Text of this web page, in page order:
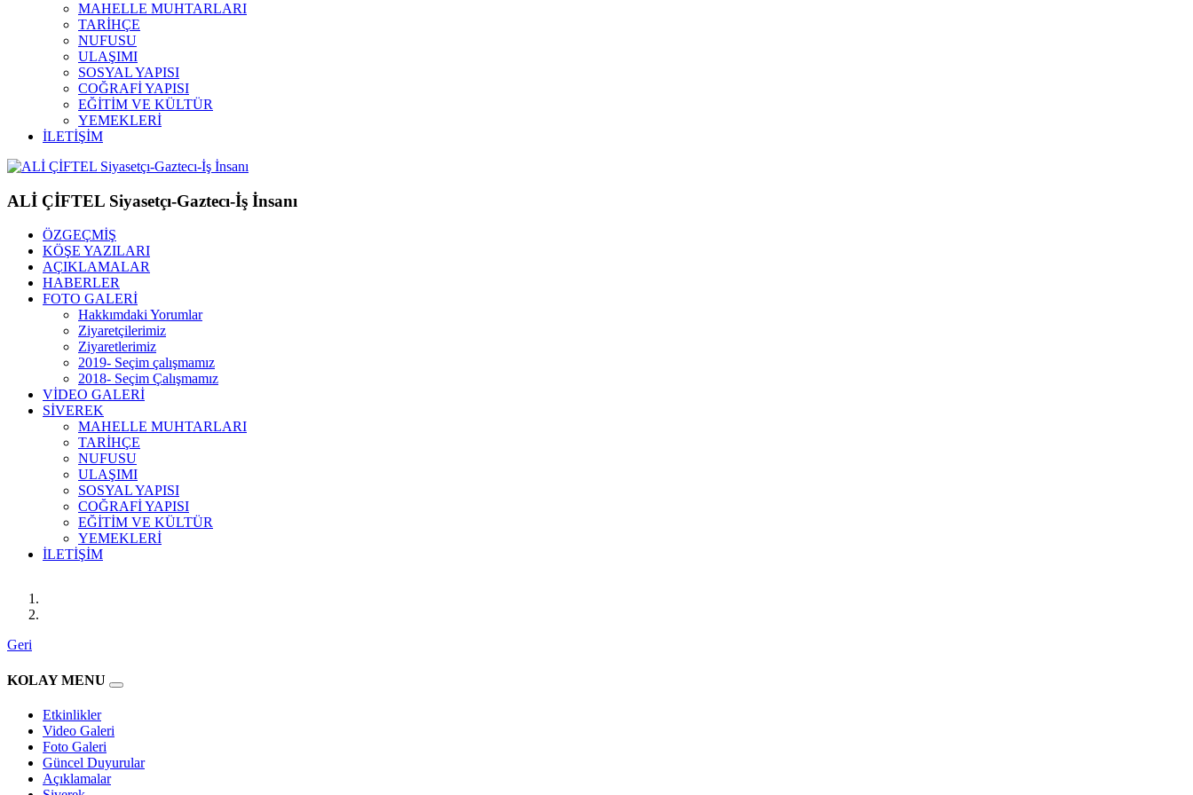
MAHELLE MUHTARLARI
TARİHÇE
NUFUSU
ULAŞIMI
SOSYAL YAPISI
COĞRAFİ YAPISI
EĞİTİM VE KÜLTÜR
YEMEKLERİ
İLETİŞİM
ALİ ÇİFTEL Siyasetçı-Gaztecı-İş İnsanı
ÖZGEÇMİŞ
KÖŞE YAZILARI
AÇIKLAMALAR
HABERLER
FOTO GALERİ
Hakkımdaki Yorumlar
Ziyaretçilerimiz
Ziyaretlerimiz
2019- Seçim çalışmamız
2018- Seçim Çalışmamız
VİDEO GALERİ
SİVEREK
MAHELLE MUHTARLARI
TARİHÇE
NUFUSU
ULAŞIMI
SOSYAL YAPISI
COĞRAFİ YAPISI
EĞİTİM VE KÜLTÜR
YEMEKLERİ
İLETİŞİM
Geri
KOLAY MENU
Etkinlikler
Video Galeri
Foto Galeri
Güncel Duyurular
Açıklamalar